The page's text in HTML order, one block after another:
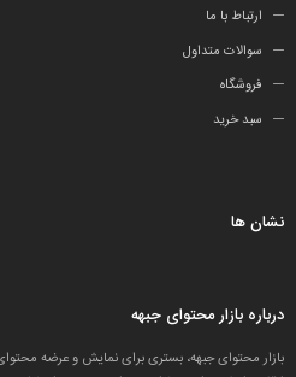
ارتباط با ما
سوالات متداول
فروشگاه
سبد خرید
نشان ها
درباره بازار محتوای جبهه
بازار محتوای جبهه، بستری برای نمایش و عرضه